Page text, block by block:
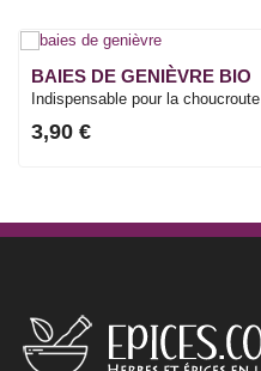
BAIES DE GENIÈVRE BIO
Indispensable pour la choucroute
3,90 €